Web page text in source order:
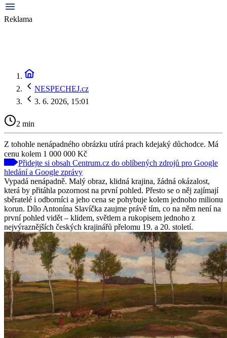
Reklama
NESPECHEJ.cz
3. 6. 2026, 15:01
2 min
Z tohohle nenápadného obrázku utírá prach kdejaký důchodce. Má
cenu kolem 1 000 000 Kč
Přidejte si obsah Centrum.cz do oblíbených zdrojů pro Google
hledání a Google zprávy
Vypadá nenápadně. Malý obraz, klidná krajina, žádná okázalost,
která by přitáhla pozornost na první pohled. Přesto se o něj zajímají
sběratelé i odborníci a jeho cena se pohybuje kolem jednoho milionu
korun. Dílo Antonína Slavíčka zaujme právě tím, co na něm není na
první pohled vidět – klidem, světlem a rukopisem jednoho z
nejvýraznějších českých krajinářů přelomu 19. a 20. století.